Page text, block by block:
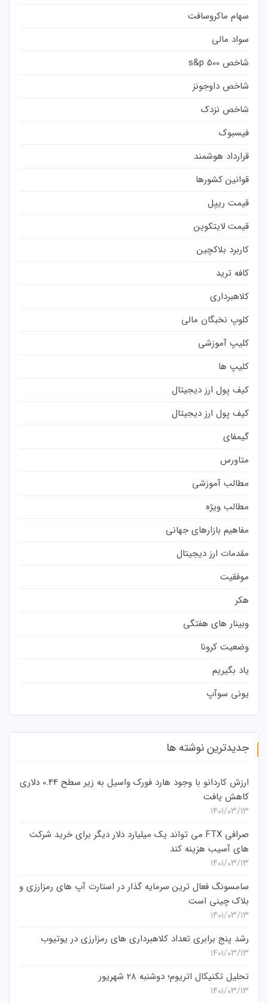
سهام ماکروسافت
سواد مالی
شاخص s&p 500
شاخص داوجونز
شاخص نزدک
فیسبوک
قرارداد هوشمند
قوانین کشورها
قیمت ریپل
قیمت لایتکوین
کاربرد بلاکچین
کافه ترید
کلاهبرداری
کلوپ نخبگان مالی
کلیپ آموزشی
کلیپ ها
کیف پول ارز دیجیتال
کیف پول ارز دیجیتال
گیمفای
متاورس
مطالب آموزشی
مطالب ویژه
مفاهیم بازارهای جهانی
مقدمات ارز دیجیتال
موفقیت
هکر
وبینار های هفتگی
وضعیت کرونا
یاد بگیریم
یونی سوآپ
جدیدترین نوشته ها
ارزش کاردانو با وجود هارد فورک واسیل به زیر سطح 0.44 دلاری
کاهش یافت
۱۴۰۱/۰۳/۱۳
صرافی FTX می تواند یک میلیارد دلار دیگر برای خرید شرکت
های آسیب هزینه کند
۱۴۰۱/۰۳/۱۳
سامسونگ فعال‌ ترین سرمایه‌ گذار در استارت‌ آپ‌ های رمزارزی و
بلاک چینی است
۱۴۰۱/۰۳/۱۳
رشد پنج برابری تعداد کلاهبرداری های رمزارزی در یوتیوب
۱۴۰۱/۰۳/۱۳
تحلیل تکنیکال اتریوم؛ دوشنبه 28 شهریور
۱۴۰۱/۰۳/۱۳